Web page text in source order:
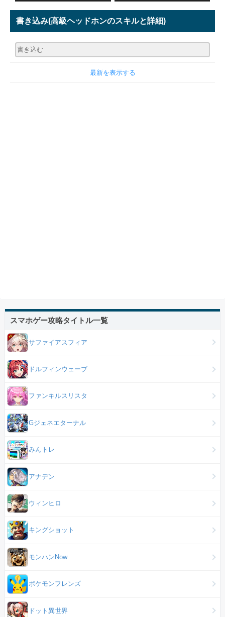
書き込み(高級ヘッドホンのスキルと詳細)
最新を表示する
スマホゲー攻略タイトル一覧
サファイアスフィア
ドルフィンウェーブ
ファンキルスリスタ
Gジェネエターナル
みんトレ
アナデン
ウィンヒロ
キングショット
モンハンNow
ポケモンフレンズ
ドット異世界